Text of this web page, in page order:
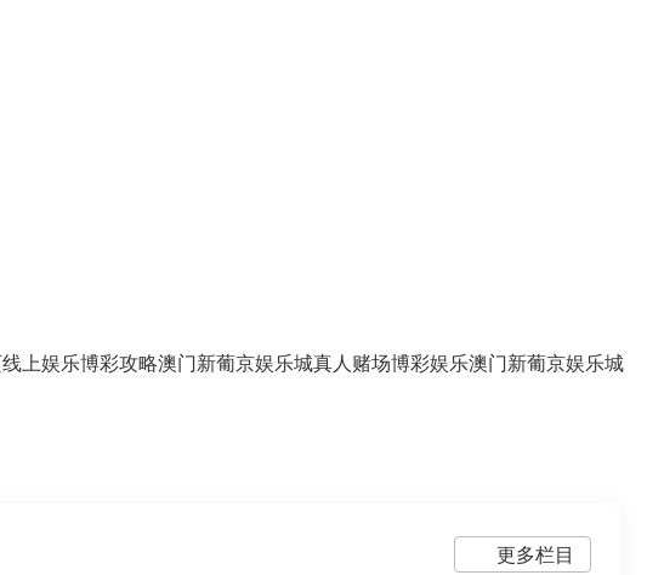
线上娱乐博彩攻略澳门新葡京娱乐城真人赌场博彩娱乐澳门新葡京娱乐城
更多栏目